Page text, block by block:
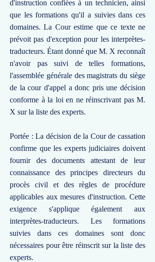
d'instruction confiées à un technicien, ainsi
que les formations qu'il a suivies dans ces
domaines. La Cour estime que ce texte ne
prévoit pas d'exception pour les interprètes-
traducteurs. Étant donné que M. X reconnaît
n'avoir pas suivi de telles formations,
l'assemblée générale des magistrats du siège
de la cour d'appel a donc pris une décision
conforme à la loi en ne réinscrivant pas M.
X sur la liste des experts.
Portée : La décision de la Cour de cassation
confirme que les experts judiciaires doivent
fournir des documents attestant de leur
connaissance des principes directeurs du
procès civil et des règles de procédure
applicables aux mesures d'instruction. Cette
exigence s'applique également aux
interprètes-traducteurs. Les formations
suivies dans ces domaines sont donc
nécessaires pour être réinscrit sur la liste des
experts.